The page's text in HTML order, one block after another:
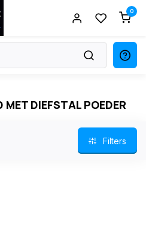
0
DIEFSTAL POEDER
Filters